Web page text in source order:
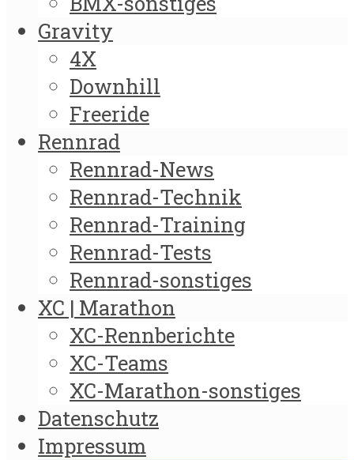
Gravity
4X
Downhill
Freeride
Rennrad
Rennrad-News
Rennrad-Technik
Rennrad-Training
Rennrad-Tests
Rennrad-sonstiges
XC | Marathon
XC-Rennberichte
XC-Teams
XC-Marathon-sonstiges
Datenschutz
Impressum